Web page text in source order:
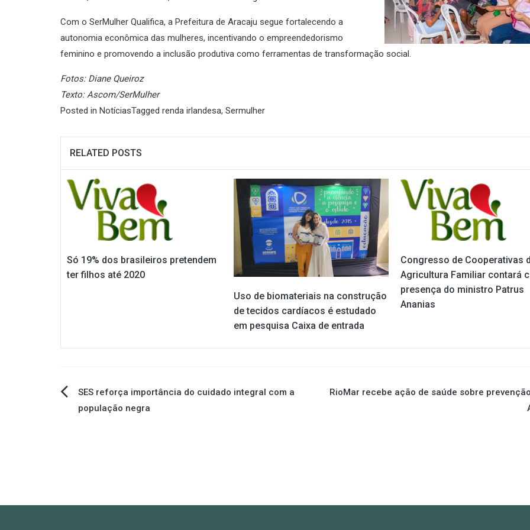
Com o SerMulher Qualifica, a Prefeitura de Aracaju segue fortalecendo a
autonomia econômica das mulheres, incentivando o empreendedorismo
feminino e promovendo a inclusão produtiva como ferramentas de transformação social.
Fotos: Diane Queiroz
Texto: Ascom/SerMulher
Posted in NotíciasTagged renda irlandesa, Sermulher
RELATED POSTS
Só 19% dos brasileiros pretendem
ter filhos até 2020
Uso de biomateriais na construção
de tecidos cardíacos é estudado
em pesquisa Caixa de entrada
Congresso de Cooperativas
Agricultura Familiar contará
presença do ministro Patrus
Ananias
Navegação
SES reforça importância do cuidado integral com a
população negra
RioMar recebe ação de saúde sobre